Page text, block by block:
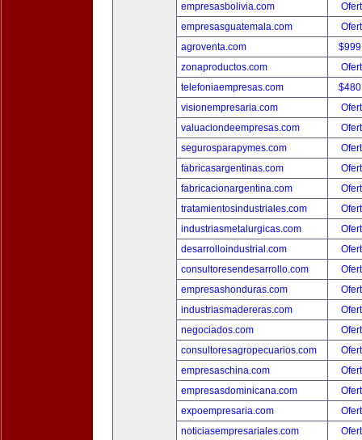
empresasbolivia.com
empresasguatemala.com
agroventa.com
zonaproductos.com
telefoniaempresas.com
visionempresaria.com
valuaciondeempresas.com
segurosparapymes.com
fabricasargentinas.com
fabricacionargentina.com
tratamientosindustriales.com
industriasmetalurgicas.com
desarrolloindustrial.com
consultoresendesarrollo.com
empresashonduras.com
industriasmadereras.com
negociados.com
consultoresagropecuarios.com
empresaschina.com
empresasdominicana.com
expoempresaria.com
noticiasempresariales.com